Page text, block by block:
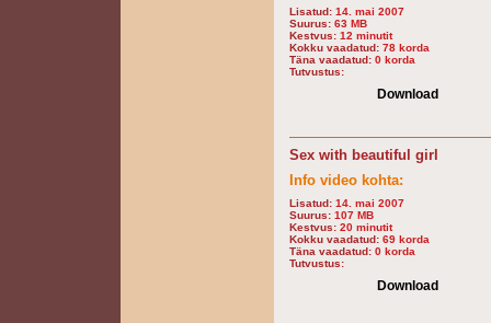
Lisatud: 14. mai 2007
Suurus: 63 MB
Kestvus: 12 minutit
Kokku vaadatud: 78 korda
Täna vaadatud: 0 korda
Tutvustus:
Download
Sex with beautiful girl
Info video kohta:
Lisatud: 14. mai 2007
Suurus: 107 MB
Kestvus: 20 minutit
Kokku vaadatud: 69 korda
Täna vaadatud: 0 korda
Tutvustus:
Download